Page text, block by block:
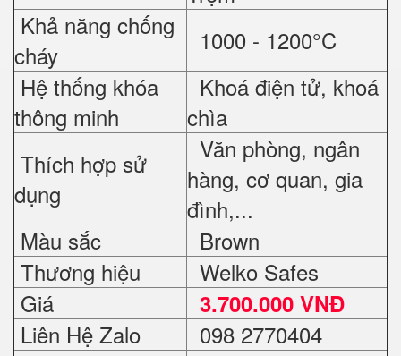
Khả năng chống
cháy
1000 - 1200°C
Hệ thống khóa
thông minh
Khoá điện tử, khoá
chìa
Thích hợp sử
dụng
Văn phòng, ngân
hàng, cơ quan, gia
đình,...
Màu sắc
Brown
Thương hiệu
Welko Safes
Giá
3.700.000 VNĐ
Liên Hệ Zalo
098 2770404